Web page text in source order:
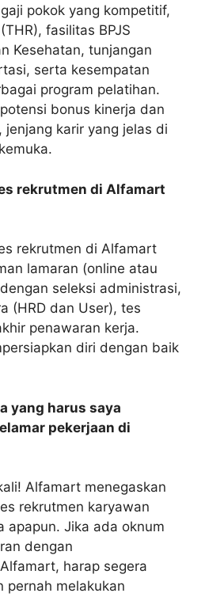
pokok yang kompetitif,
fasilitas BPJS
Kesehatan, tunjangan
serta kesempatan
program pelatihan.
bonus kinerja dan
jenjang karir yang jelas di
rekrutmen di Alfamart
rekrutmen di Alfamart
lamaran (online atau
seleksi administrasi,
(HRD dan User), tes
penawaran kerja.
diri dengan baik
yang harus saya
pekerjaan di
Alfamart menegaskan
rekrutmen karyawan
apapun. Jika ada oknum
dengan
harap segera
pernah melakukan